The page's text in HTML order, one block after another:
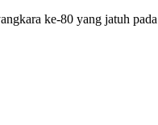
ke-80 yang jatuh